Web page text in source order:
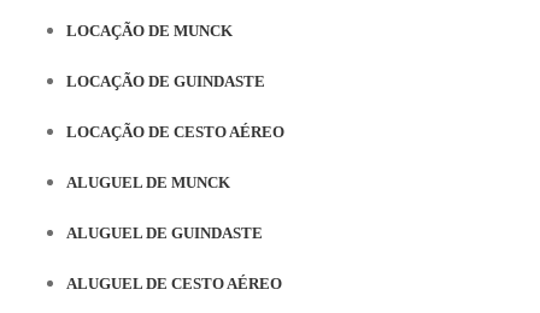
LOCAÇÃO DE MUNCK
LOCAÇÃO DE GUINDASTE
LOCAÇÃO DE CESTO AÉREO
ALUGUEL DE MUNCK
ALUGUEL DE GUINDASTE
ALUGUEL DE CESTO AÉREO